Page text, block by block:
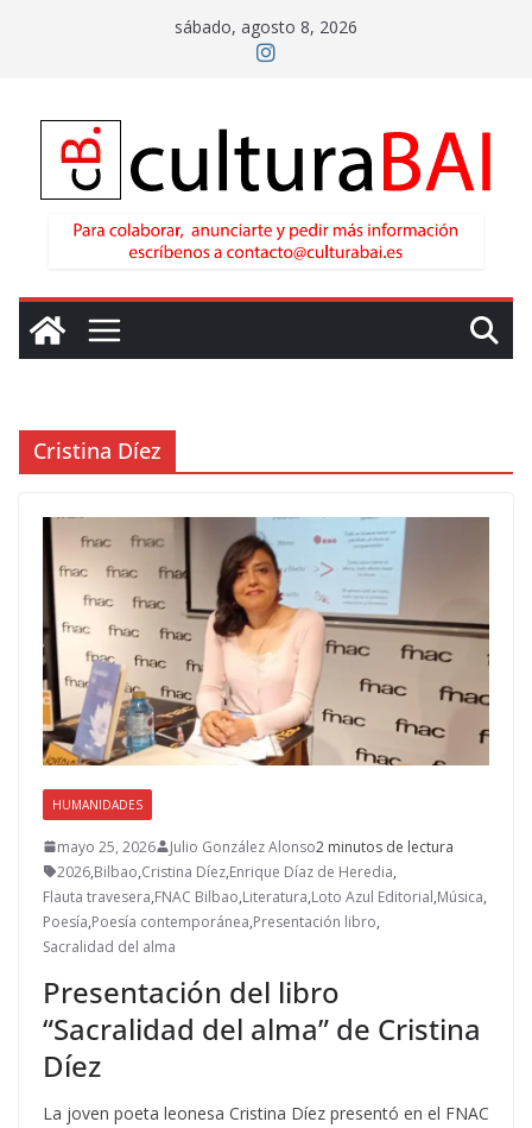
sábado, agosto 8, 2026
Cristina Díez
HUMANIDADES
mayo 25, 2026 Julio González Alonso2 minutos de lectura
2026,Bilbao,Cristina Díez,Enrique Díaz de Heredia,
Flauta travesera,FNAC Bilbao,Literatura,Loto Azul Editorial,Música,
Poesía,Poesía contemporánea,Presentación libro,
Sacralidad del alma
Presentación del libro
“Sacralidad del alma” de Cristina
Díez
La joven poeta leonesa Cristina Díez presentó en el FNAC